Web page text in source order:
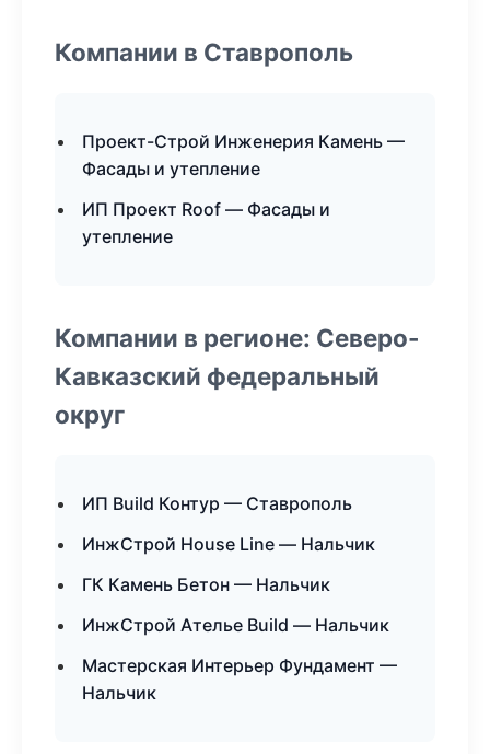
Компании в Ставрополь
Проект-Строй Инженерия Камень —
Фасады и утепление
ИП Проект Roof — Фасады и
утепление
Компании в регионе: Северо-
Кавказский федеральный
округ
ИП Build Контур — Ставрополь
ИнжСтрой House Line — Нальчик
ГК Камень Бетон — Нальчик
ИнжСтрой Ателье Build — Нальчик
Мастерская Интерьер Фундамент —
Нальчик